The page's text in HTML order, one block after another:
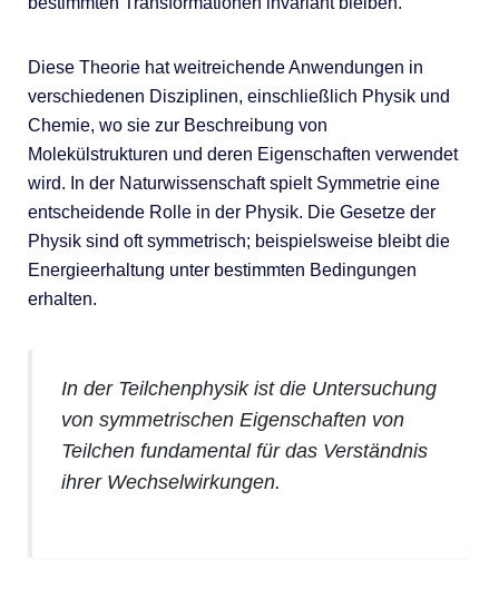
Diese Theorie hat weitreichende Anwendungen in
verschiedenen Disziplinen, einschließlich Physik und
Chemie, wo sie zur Beschreibung von
Molekülstrukturen und deren Eigenschaften verwendet
wird. In der Naturwissenschaft spielt Symmetrie eine
entscheidende Rolle in der Physik. Die Gesetze der
Physik sind oft symmetrisch; beispielsweise bleibt die
Energieerhaltung unter bestimmten Bedingungen
erhalten.
In der Teilchenphysik ist die Untersuchung
von symmetrischen Eigenschaften von
Teilchen fundamental für das Verständnis
ihrer Wechselwirkungen.